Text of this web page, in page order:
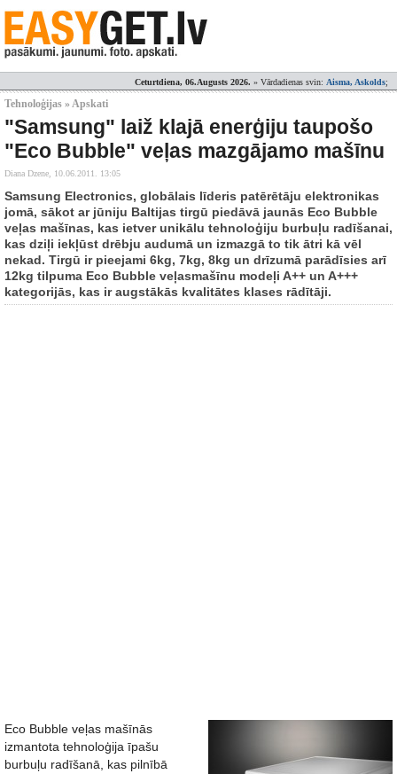
Ceturtdiena, 06.Augusts 2026. » Vārdadienas svin: Aisma, Askolds;
Tehnoloģijas » Apskati
"Samsung" laiž klajā enerģiju taupošo
"Eco Bubble" veļas mazgājamo mašīnu
Diana Dzene, 10.06.2011. 13:05
Samsung Electronics, globālais līderis patērētāju elektronikas
jomā, sākot ar jūniju Baltijas tirgū piedāvā jaunās Eco Bubble
veļas mašīnas, kas ietver unikālu tehnoloģiju burbuļu radīšanai,
kas dziļi iekļūst drēbju audumā un izmazgā to tik ātri kā vēl
nekad. Tirgū ir pieejami 6kg, 7kg, 8kg un drīzumā parādīsies arī
12kg tilpuma Eco Bubble veļasmašīnu modeļi A++ un A+++
kategorijās, kas ir augstākās kvalitātes klases rādītāji.
Eco Bubble veļas mašīnās
izmantota tehnoloģija īpašu
burbuļu radīšanā, kas pilnībā